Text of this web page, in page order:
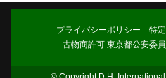
プライバシーポリシー
特
古物商許可 東京都公安委